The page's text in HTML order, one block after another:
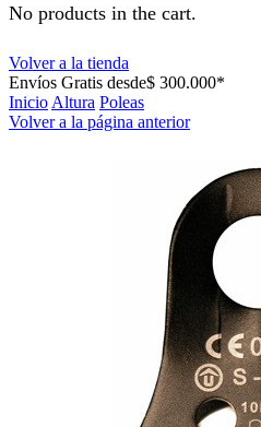
No products in the cart.
Volver a la tienda
Envíos Gratis desde$ 300.000*
InicioAltura Poleas
Volver a la página anterior